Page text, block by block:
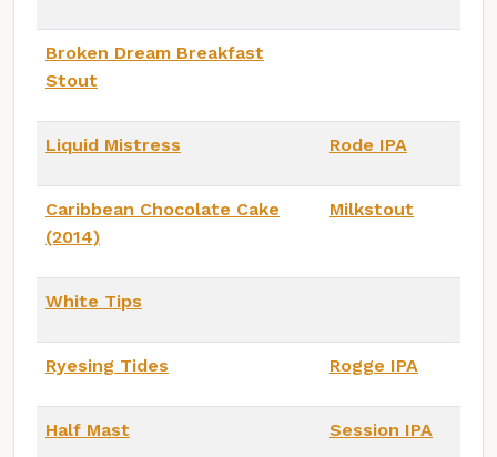
Broken Dream Breakfast
Stout
Liquid Mistress Rode IPA
Caribbean Chocolate Cake
(2014)
Milkstout
White Tips
Ryesing Tides Rogge IPA
Half Mast Session IPA